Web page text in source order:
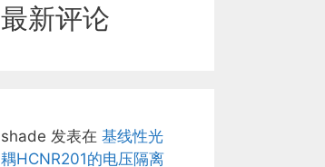
最新评论
shade 发表在 基线性光
耦HCNR201的电压隔离